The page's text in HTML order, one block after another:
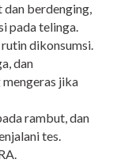
berdenging,
pada telinga.
dikonsumsi.
dan
jika
rambut, dan
tes.